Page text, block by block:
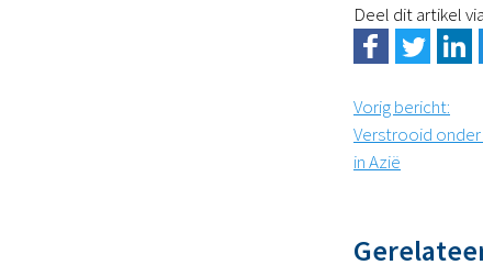
Deel dit artikel via
Vorig bericht:
Verstrooid
in Azië